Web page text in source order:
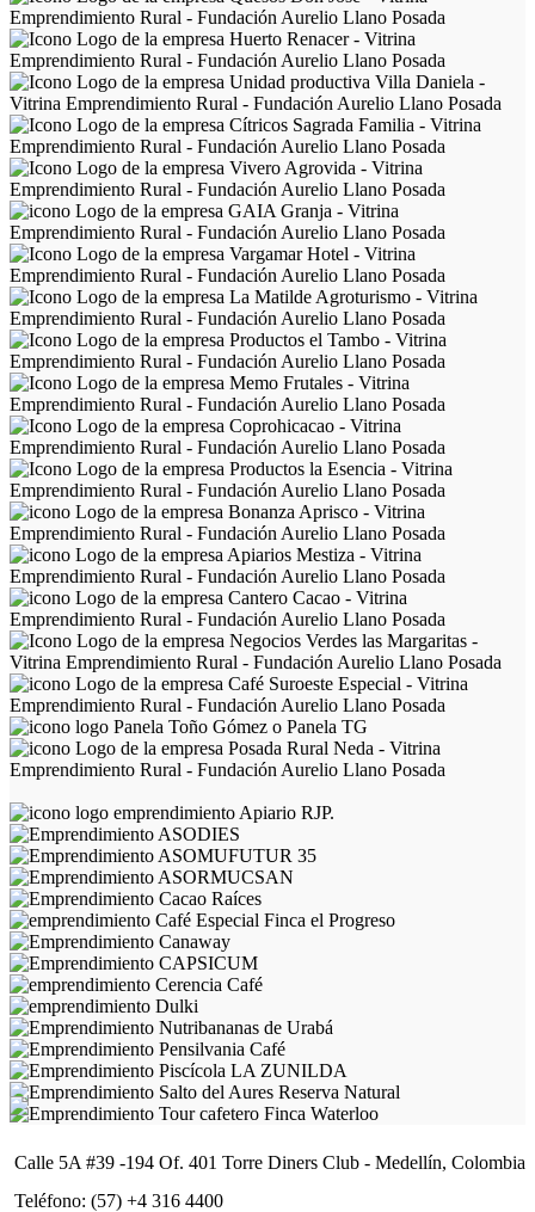
Calle 5A #39 -194 Of. 401 Torre Diners Club - Medellín, Colombia
Teléfono: (57) +4 316 4400